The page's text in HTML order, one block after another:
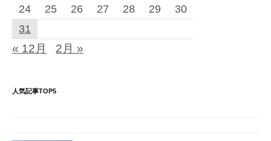
24
25 26 27 28 29
30
31
« 12月 2月 »
人気記事TOP5